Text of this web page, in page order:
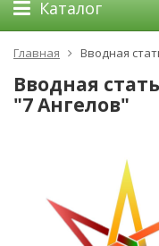
Каталог
Главная Вводная
Вводная
"7 Ангелов"